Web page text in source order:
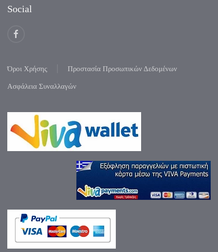
Social
Όροι Χρήσης Προστασία Προσωπικών Δεδομένων
Ασφάλεια Συναλλαγών